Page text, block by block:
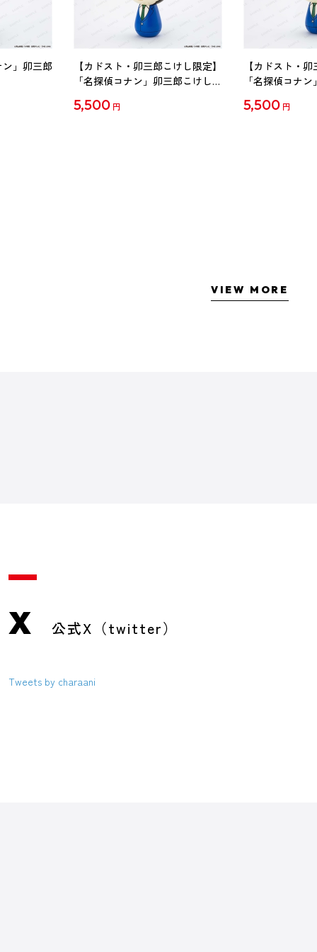
」卯三郎
【カドスト・卯三郎こけし限定】
「名探偵コナン」卯三郎こけし
5,500 円
【カドスト・
「名探偵コナ
5,500 円
VIEW MORE
X 公式X（twitter）
Tweets by charaani